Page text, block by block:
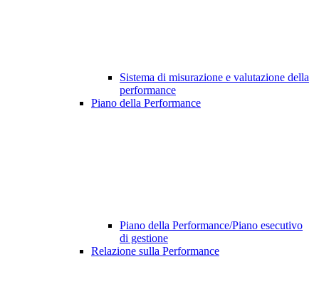
Sistema di misurazione e valutazione della
performance
Piano della Performance
Piano della Performance/Piano esecutivo
di gestione
Relazione sulla Performance